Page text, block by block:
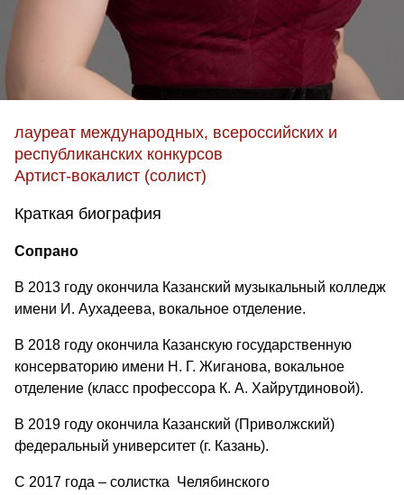
лауреат международных, всероссийских и
республиканских конкурсов
Артист-вокалист (солист)
Краткая биография
Сопрано
В 2013 году окончила Казанский музыкальный колледж
имени И. Аухадеева, вокальное отделение.
В 2018 году окончила Казанскую государственную
консерваторию имени Н. Г. Жиганова, вокальное
отделение (класс профессора К. А. Хайрутдиновой).
В 2019 году окончила Казанский (Приволжский)
федеральный университет (г. Казань).
С 2017 года – солистка Челябинского